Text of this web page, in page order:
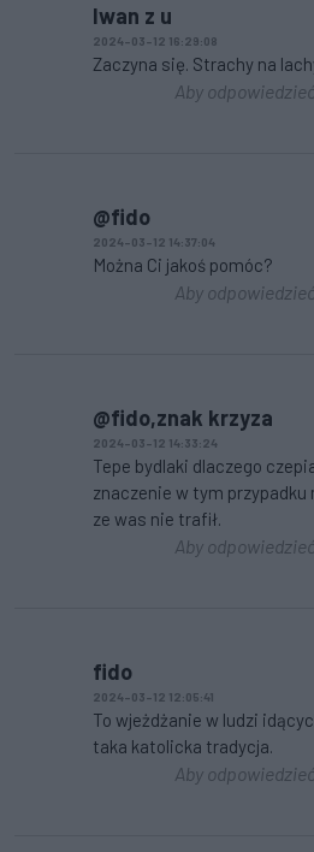
Iwan z u
2024-03-12 16:29:08
Zaczyna się. Strachy na
Aby
@fido
2024-03-12 14:37:04
Można Ci jakoś pomóc?
Aby
@fido,znak krzyza
2024-03-12 14:33:24
Tepe bydlaki dlaczego
znaczenie w tym
ze was nie trafił.
Aby
fido
2024-03-12 12:05:41
To wjeżdżanie w ludzi
taka katolicka tradycja.
Aby